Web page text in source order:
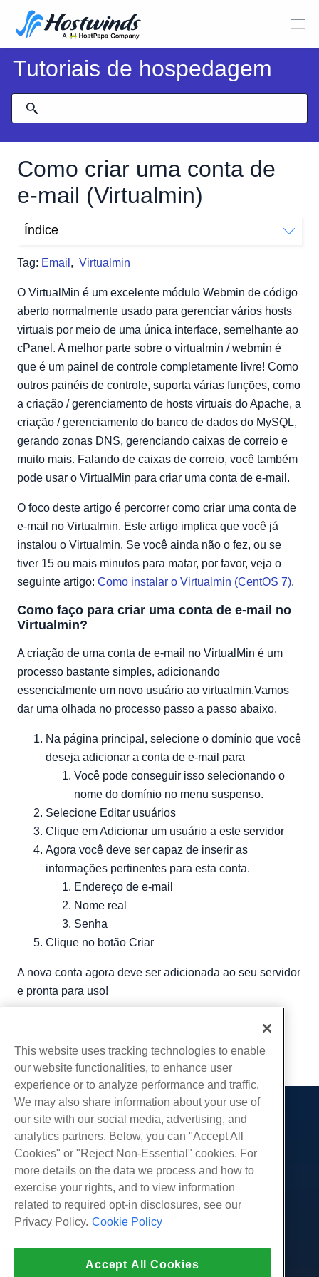
Tutoriais de hospedagem
Como criar uma conta de
e-mail (Virtualmin)
Tag: Email , Virtualmin
Índice
Virtualmin?
O VirtualMin é um excelente módulo Webmin de código
aberto normalmente usado para gerenciar vários hosts
virtuais por meio de uma única interface, semelhante ao
cPanel. A melhor parte sobre o virtualmin / webmin é
que é um painel de controle completamente livre! Como
outros painéis de controle, suporta várias funções, como
a criação / gerenciamento de hosts virtuais do Apache, a
criação / gerenciamento do banco de dados do MySQL,
gerando zonas DNS, gerenciando caixas de correio e
muito mais. Falando de caixas de correio, você também
pode usar o VirtualMin para criar uma conta de e-mail.
O foco deste artigo é percorrer como criar uma conta de
e-mail no Virtualmin. Este artigo implica que você já
instalou o Virtualmin. Se você ainda não o fez, ou se
tiver 15 ou mais minutos para matar, por favor, veja o
seguinte artigo: Como instalar o Virtualmin (CentOS 7).
Como faço para criar uma conta de e-mail no
Virtualmin?
A criação de uma conta de e-mail no VirtualMin é um
processo bastante simples, adicionando
essencialmente um novo usuário ao virtualmin.Vamos
dar uma olhada no processo passo a passo abaixo.
Na página principal, selecione o domínio que você
deseja adicionar a conta de e-mail para
Você pode conseguir isso selecionando o
nome do domínio no menu suspenso.
Selecione Editar usuários
Clique em Adicionar um usuário a este servidor
Agora você deve ser capaz de inserir as
informações pertinentes para esta conta.
Endereço de e-mail
Nome real
Senha
Clique no botão Criar
A nova conta agora deve ser adicionada ao seu servidor
e pronta para uso!
cópia de URL
Produtos
Hospedagem na web
Hospedagem Empresarial
Revendedor com etiqueta em branco
Linux gerenciado VPS
Windows não gerenciado VPS
Serviços
Migrações de sites
Comunidade
Documentação do Produto
Tutoriais
Companhia
Sobre nós
Contate-Nos
Apoio, suporte
This website uses tracking technologies to enable
our website functionalities, to enhance user
experience or to analyze performance and traffic.
We may also share information about your use of
our site with our social media, advertising, and
analytics partners. Below, you can "Accept All
Cookies" or "Reject Non-Essential" cookies. For
more details on the data we process and how to
exercise your rights, and to view information
related to required opt-in disclosures, see our
Privacy Policy. Cookie Policy
Accept All Cookies